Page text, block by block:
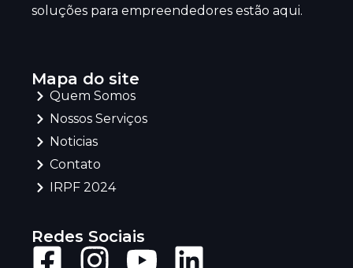
soluções para empreendedores estão aqui.
Mapa do site
Quem Somos
Nossos Serviços
Noticias
Contato
IRPF 2024
Redes Sociais